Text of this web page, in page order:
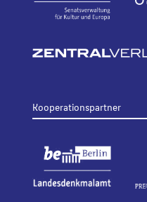
Kooperationspartner